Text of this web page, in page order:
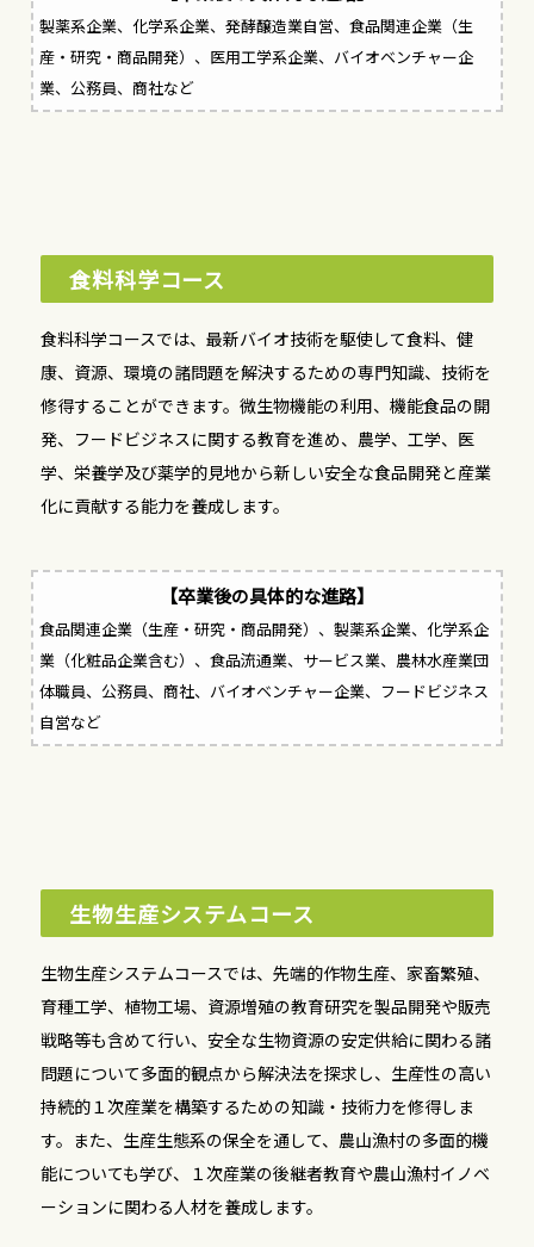
製薬系企業、化学系企業、発酵醸造業自営、食品関連企業（生
産・研究・商品開発）、医用工学系企業、バイオベンチャー企
業、公務員、商社など
食料科学コース
食料科学コースでは、最新バイオ技術を駆使して食料、健
康、資源、環境の諸問題を解決するための専門知識、技術を
修得することができます。微生物機能の利用、機能食品の開
発、フードビジネスに関する教育を進め、農学、工学、医
学、栄養学及び薬学的見地から新しい安全な食品開発と産業
化に貢献する能力を養成します。
【卒業後の具体的な進路】
食品関連企業（生産・研究・商品開発）、製薬系企業、化学系企
業（化粧品企業含む）、食品流通業、サービス業、農林水産業団
体職員、公務員、商社、バイオベンチャー企業、フードビジネス
自営など
生物生産システムコース
生物生産システムコースでは、先端的作物生産、家畜繁殖、
育種工学、植物工場、資源増殖の教育研究を製品開発や販売
戦略等も含めて行い、安全な生物資源の安定供給に関わる諸
問題について多面的観点から解決法を探求し、生産性の高い
持続的１次産業を構築するための知識・技術力を修得しま
す。また、生産生態系の保全を通して、農山漁村の多面的機
能についても学び、１次産業の後継者教育や農山漁村イノベ
ーションに関わる人材を養成します。